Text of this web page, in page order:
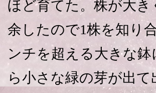
ほど育てた。株が大
余したので1株を知り
ンチを超える大きな
ら小さな緑の芽が出